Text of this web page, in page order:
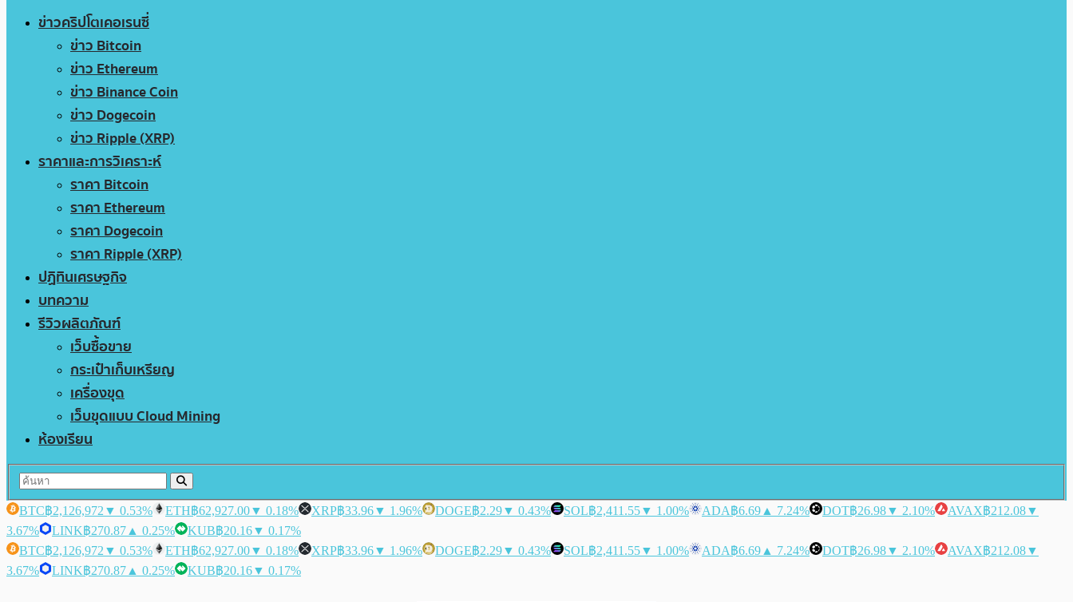
ข่าวคริปโตเคอเรนซี่
ข่าว Bitcoin
ข่าว Ethereum
ข่าว Binance Coin
ข่าว Dogecoin
ข่าว Ripple (XRP)
ราคาและการวิเคราะห์
ราคา Bitcoin
ราคา Ethereum
ราคา Dogecoin
ราคา Ripple (XRP)
ปฏิทินเศรษฐกิจ
บทความ
รีวิวผลิตภัณฑ์
เว็บซื้อขาย
กระเป๋าเก็บเหรียญ
เครื่องขุด
เว็บขุดแบบ Cloud Mining
ห้องเรียน
BTC฿2,126,972 ▼ 0.53% ETH฿62,927.00▼ 0.18% XRP฿33.96▼ 1.96% DOGE฿2.29▼ 0.43% SOL฿2,411.55▼ 1.00% ADA฿6.69 ▲ 7.24% DOT฿26.98▼ 2.10% AVAX฿212.08▼
3.67%
LINK฿270.87 ▲ 0.25% KUB฿20.16▼ 0.17%
BTC฿2,126,972 ▼ 0.53% ETH฿62,927.00▼ 0.18% XRP฿33.96▼ 1.96% DOGE฿2.29▼ 0.43% SOL฿2,411.55▼ 1.00% ADA฿6.69 ▲ 7.24% DOT฿26.98▼ 2.10% AVAX฿212.08▼
3.67%
LINK฿270.87 ▲ 0.25% KUB฿20.16▼ 0.17%